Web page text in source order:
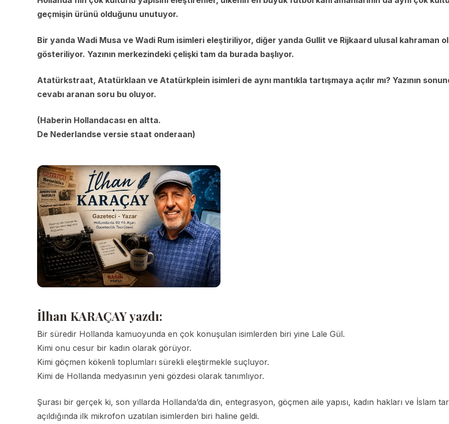
geçmişin ürünü olduğunu unutuyor.
Bir yanda Wadi Musa ve Wadi Rum isimleri eleştiriliyor, diğer yanda Gullit ve Rijkaard ulusal kahraman
gösteriliyor. Yazının merkezindeki çelişki tam da burada başlıyor.
Atatürkstraat, Atatürklaan ve Atatürkplein isimleri de aynı mantıkla tartışmaya açılır mı? Yazının
cevabı aranan soru bu oluyor.
(Haberin Hollandacası en altta.
De Nederlandse versie staat onderaan)
İlhan KARAÇAY yazdı:
Bir süredir Hollanda kamuoyunda en çok konuşulan isimlerden biri yine Lale Gül.
Kimi onu cesur bir kadın olarak görüyor.
Kimi göçmen kökenli toplumları sürekli eleştirmekle suçluyor.
Kimi de Hollanda medyasının yeni gözdesi olarak tanımlıyor.
Şurası bir gerçek ki, son yıllarda Hollanda’da din, entegrasyon, göçmen aile yapısı, kadın hakları ve İslam
açıldığında ilk mikrofon uzatılan isimlerden biri haline geldi.